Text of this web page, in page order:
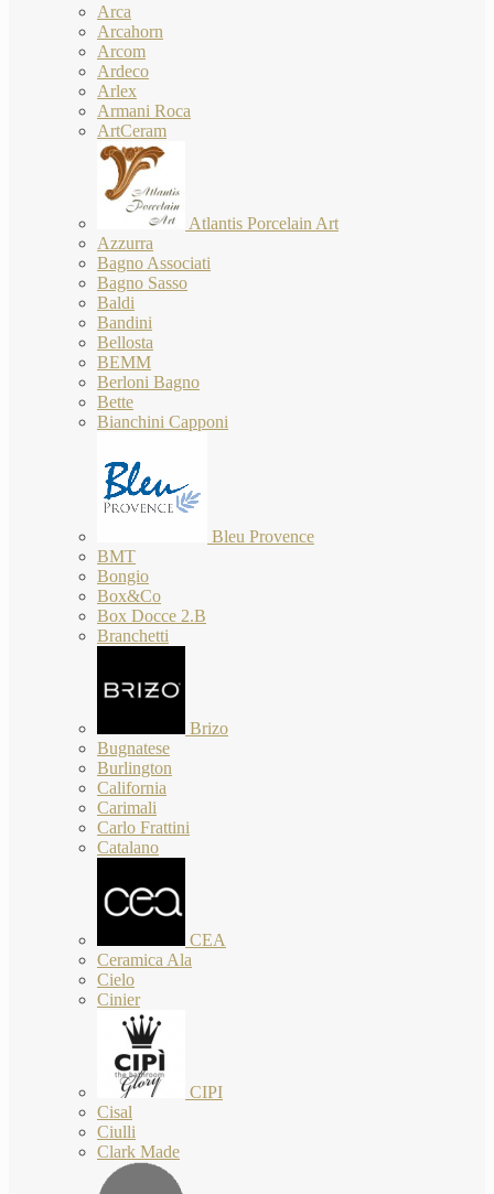
Arca
Arcahorn
Arcom
Ardeco
Arlex
Armani Roca
ArtCeram
Atlantis Porcelain Art
Azzurra
Bagno Associati
Bagno Sasso
Baldi
Bandini
Bellosta
BEMM
Berloni Bagno
Bette
Bianchini Capponi
Bleu Provence
BMT
Bongio
Box&Co
Box Docce 2.B
Branchetti
Brizo
Bugnatese
Burlington
California
Carimali
Carlo Frattini
Catalano
CEA
Ceramica Ala
Cielo
Cinier
CIPI
Cisal
Ciulli
Clark Made